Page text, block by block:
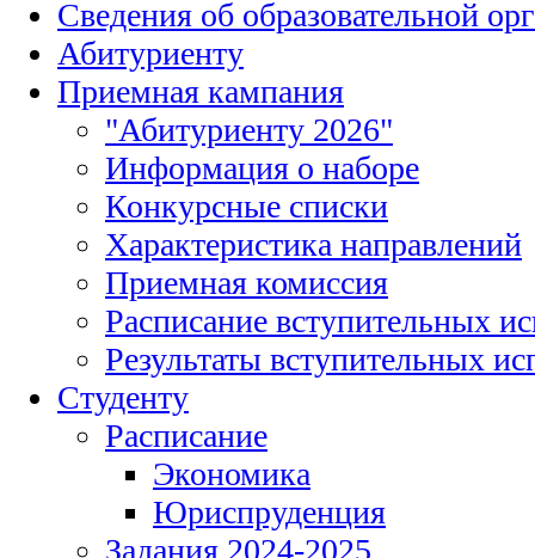
Сведения об образовательной
Абитуриенту
Приемная кампания
"Абитуриенту 2026"
Информация о наборе
Конкурсные списки
Характеристика направлений
Приемная комиссия
Расписание вступительных
Результаты вступительных
Студенту
Расписание
Экономика
Юриспруденция
Задания 2024-2025